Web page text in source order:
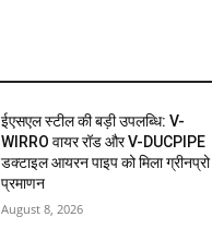
ईएसएल स्टील की बड़ी उपलब्धि: V-
WIRRO वायर रॉड और V-DUCPIPE
डक्टाइल आयरन पाइप को मिला ग्रीनप्रो
प्रमाणन
August 8, 2026